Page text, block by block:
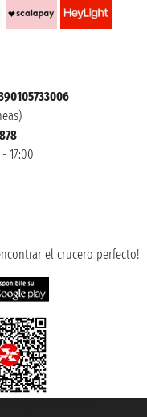
17:00
el crucero perfecto!